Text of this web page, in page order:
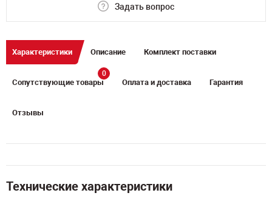
Задать вопрос
Характеристики Описание Комплект поставки
Сопутствующие товары
0
Оплата и доставка Гарантия
Отзывы
Технические характеристики